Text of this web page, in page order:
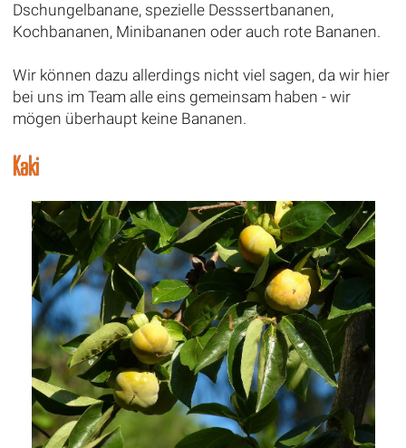
Dschungelbanane, spezielle Desssertbananen,
Kochbananen, Minibananen oder auch rote Bananen.
Wir können dazu allerdings nicht viel sagen, da wir hier
bei uns im Team alle eins gemeinsam haben - wir
mögen überhaupt keine Bananen.
Kaki